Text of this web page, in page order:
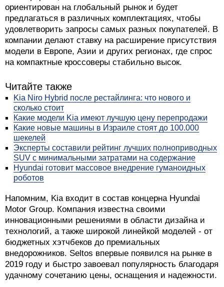
ориентирован на глобальный рынок и будет
предлагаться в различных комплектациях, чтобы
удовлетворить запросы самых разных покупателей. В
компании делают ставку на расширение присутствия
модели в Европе, Азии и других регионах, где спрос
на компактные кроссоверы стабильно высок.
Читайте также
Kia Niro Hybrid после рестайлинга: что нового и
сколько стоит
Какие модели Kia имеют лучшую цену перепродажи
Какие новые машины в Израиле стоят до 100.000
шекелей
Эксперты составили рейтинг лучших полноприводных
SUV с минимальными затратами на содержание
Hyundai готовит массовое внедрение гуманоидных
роботов
Напомним, Kia входит в состав концерна Hyundai
Motor Group. Компания известна своими
инновационными решениями в области дизайна и
технологий, а также широкой линейкой моделей - от
бюджетных хэтчбеков до премиальных
внедорожников. Seltos впервые появился на рынке в
2019 году и быстро завоевал популярность благодаря
удачному сочетанию цены, оснащения и надежности.